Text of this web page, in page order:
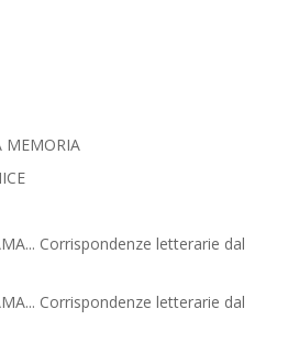
MEMORIA
Corrispondenze letterarie dal
Corrispondenze letterarie dal